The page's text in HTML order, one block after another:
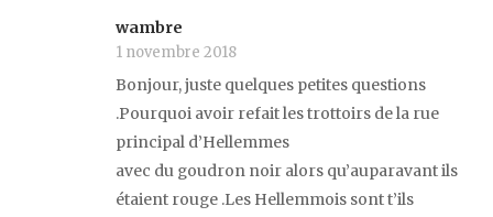
wambre
1 novembre 2018
Bonjour, juste quelques petites questions
.Pourquoi avoir refait les trottoirs de la rue
principal d’Hellemmes
avec du goudron noir alors qu’auparavant ils
étaient rouge .Les Hellemmois sont t’ils